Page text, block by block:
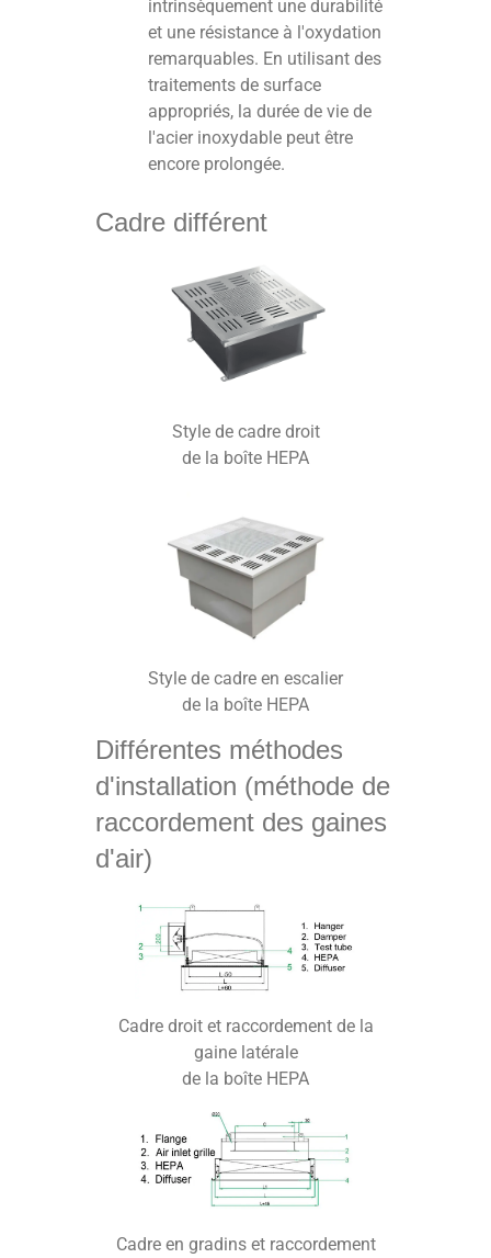
intrinsèquement une durabilité
et une résistance à l'oxydation
remarquables. En utilisant des
traitements de surface
appropriés, la durée de vie de
l'acier inoxydable peut être
encore prolongée.
Cadre différent
Style de cadre droit
de la boîte HEPA
Style de cadre en escalier
de la boîte HEPA
Différentes méthodes
d'installation (méthode de
raccordement des gaines
d'air)
Cadre droit et raccordement de la
gaine latérale
de la boîte HEPA
Cadre en gradins et raccordement